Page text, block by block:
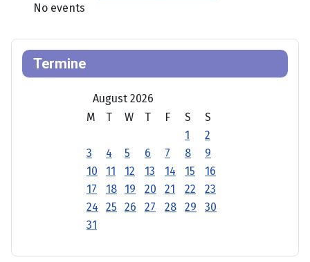
No events
Termine
August 2026
M
T W T F S
S
1
2
3
4 5 6 7 8
9
10
11 12 13 14 15
16
17
18 19 20 21 22
23
24
25 26 27 28 29
30
31